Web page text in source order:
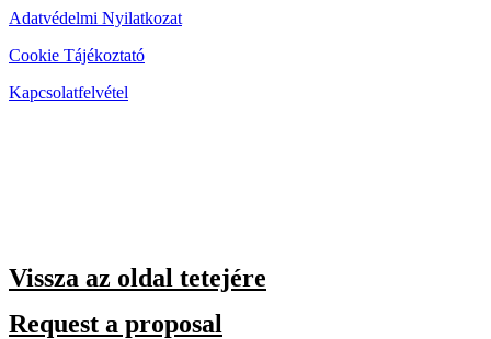
Adatvédelmi Nyilatkozat
Cookie Tájékoztató
Kapcsolatfelvétel
Vissza az oldal tetejére
Request a proposal